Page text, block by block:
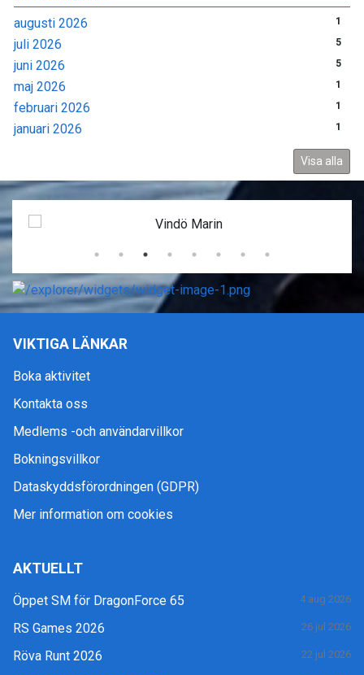
augusti 2026 1
juli 2026 5
juni 2026 5
maj 2026 1
februari 2026 1
januari 2026 1
Visa alla
VIKTIGA LÄNKAR
Boka aktivitet
Kontakta oss
Medlems -och användarvillkor
Bokningsvillkor
Dataskyddsförordningen (GDPR)
Mer information om cookies
AKTUELLT
Öppet SM för DragonForce 65 4 aug 2026
RS Games 2026 26 jul 2026
Röva Runt 2026 22 jul 2026